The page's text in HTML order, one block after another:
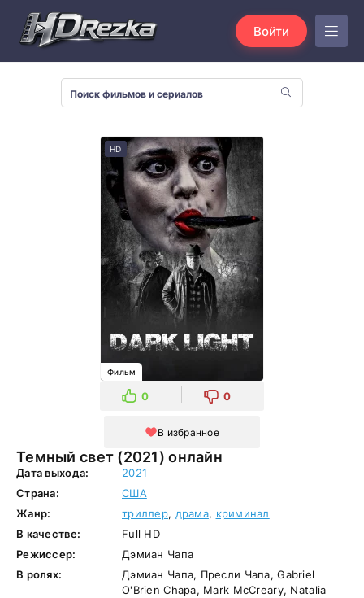
Войти
Темный свет (2021) онлайн
HD
Фильм
0 0
В избранное
Дата выхода:
2021
Страна:
США
Жанр:
триллер, драма, криминал
В качестве:
Full HD
Режиссер:
Дэмиан Чапа
В ролях:
Дэмиан Чапа, Пресли Чапа, Gabriel
O'Brien Chapa, Mark McCreary, Natalia